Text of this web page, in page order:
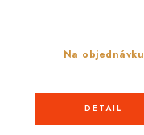
Na objednávku